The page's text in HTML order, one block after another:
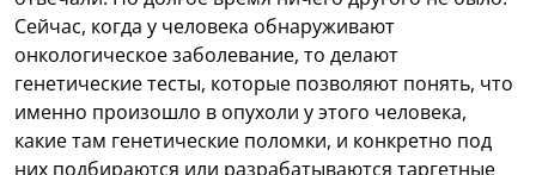
Сейчас, когда у человека обнаруживают
онкологическое заболевание, то делают
генетические тесты, которые позволяют понять, что
именно произошло в опухоли у этого человека,
какие там генетические поломки, и конкретно под
них подбираются или разрабатываются таргетные